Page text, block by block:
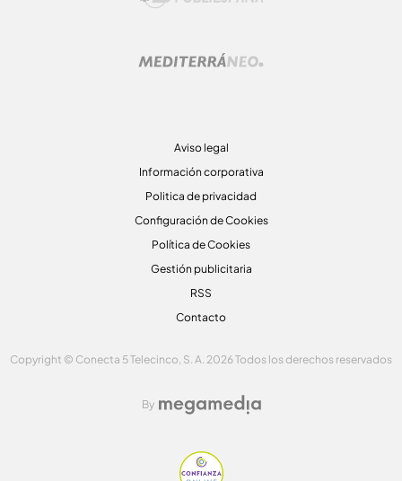
Aviso legal
Información corporativa
Politica de privacidad
Configuración de Cookies
Política de Cookies
Gestión publicitaria
RSS
Contacto
Copyright © Conecta 5 Telecinco, S. A. 2026 Todos los derechos reservados
By